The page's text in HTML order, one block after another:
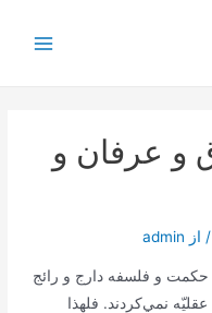
و عرفان‌ و
/ از admin
حكمت‌ و فلسفه‌ دارج‌ و رائج‌
نمي‌كردند. فلهذا